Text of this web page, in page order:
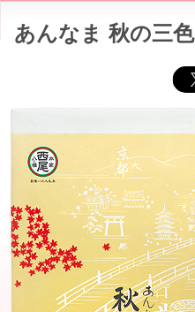
あんなま 秋の三色